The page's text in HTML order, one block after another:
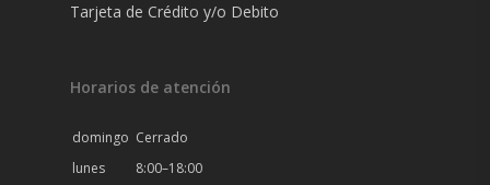
Tarjeta de Crédito y/o Debito
Horarios de atención
domingo Cerrado
lunes
8:00–18:00